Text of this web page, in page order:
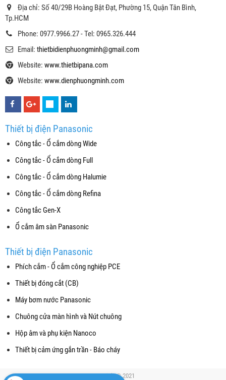
Địa chỉ: Số 40/29B Hoàng Bật Đạt, Phường 15, Quận Tân Bình,
Tp.HCM
Phone: 0977.9966.27 - Tel: 0965.326.444
Email: thietbidienphuongminh@gmail.com
Website: www.thietbipana.com
Website: www.dienphuongminh.com
Thiết bị điện Panasonic
Công tắc - Ổ cắm dòng Wide
Công tắc - Ổ cắm dòng Full
Công tắc - Ổ cắm dòng Halumie
Công tắc - Ổ cắm dòng Refina
Công tắc Gen-X
Ổ cắm âm sàn Panasonic
Thiết bị điện Panasonic
Phích cắm - Ổ cắm công nghiệp PCE
Thiết bị đóng cắt (CB)
Máy bơm nước Panasonic
Chuông cửa màn hình và Nút chuông
Hộp âm và phụ kiện Nanoco
Thiết bị cảm ứng gắn trần - Báo cháy
Copyright© 2021